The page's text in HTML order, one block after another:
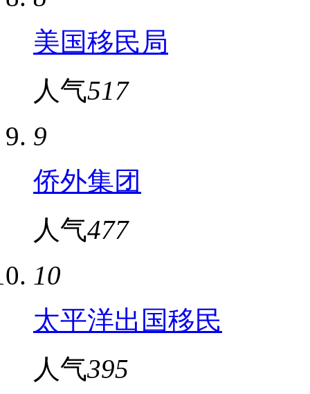
美国移民局
人气517
9
侨外集团
人气477
10
太平洋出国移民
人气395